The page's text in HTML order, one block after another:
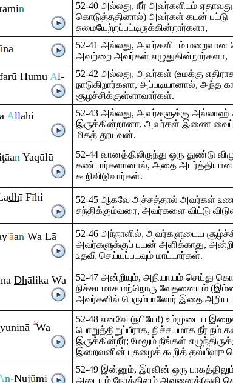
min
52-40 அல்லது, நீர் அவர்களிடம்
கொடுத்ததினால்) அவர்கள் கடன் பட்டு
சுமையேற்றப்பட்டிருக்கின்றார்களா,
na
52-41 அல்லது, அவர்களிடம் மறைவான
அவற்றை அவர்கள் எழுதுகின்றார்களா,
Humu Al-
52-42 அல்லது, அவர்கள் (உமக்கு
நாடுகிறார்களா, அப்படியானால், அந்த
சூழச்சிக்குள்ளாவார்கள்.
Allāhi
52-43 அல்லது, அவர்களுக்கு அல்லாஹ்
இருக்கின்றானா, அவர்கள் இணை
மிகத் தூயவன்.
ţāan Yaqūlū
52-44 வானத்திலிருந்து ஒரு துண்டு
கண்டார்களானால், அதை
கூறிவிடுவார்கள்.
dhī Fīhi
52-45 ஆகவே அச்சத்தால் அவர்கள்
சந்திக்கும்வரை, அவர்களை விட்டு
āan Wa Lā
52-46 அந்நாளில், அவர்களுடைய
அவர்களுக்குப் பயன் அளிக்காது,
உதவி செய்யப்படவும் மாட்டார்கள்.
na Dhālika Wa
52-47 அன்றியும், அநியாயம் செய்து
நிச்சயமாக மற்றொரு வேதனையும்
அவர்களில் பெரும்பாலோர் இதை அறிய
Wa
52-48 எனவே (நபியே!) உம்முடைய
பொறுத்திறுப்பீராக, நிச்சயமாக நீர் நம்
இருக்கின்றீர்; மேலும் நீங்கள்
இறைவனின் புகழைக் கூறித் தஸ்பீஹு
n-Nujūmi
52-49 இன்னும், இரவின் ஒரு
அடையும் நேரத்திலும் அவனைத்(துதி